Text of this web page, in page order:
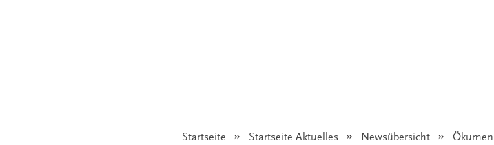
Startseite Startseite Aktuelles Newsübersicht